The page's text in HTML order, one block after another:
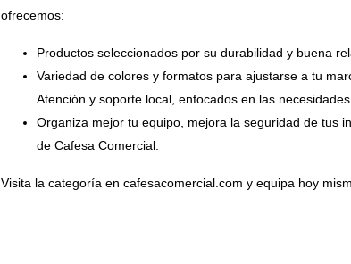
ofrecemos:
Productos seleccionados por su durabilidad y buena
Variedad de colores y formatos para ajustarse a tu
Atención y soporte local, enfocados en las
Organiza mejor tu equipo, mejora la seguridad de tus
de Cafesa Comercial.
Visita la categoría en cafesacomercial.com y equipa hoy